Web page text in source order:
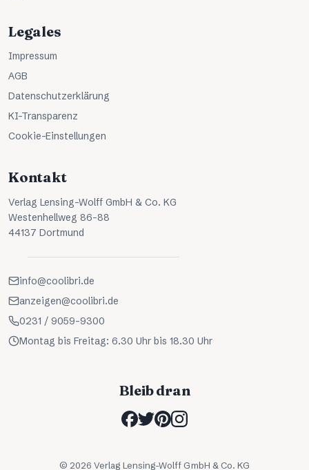
Legales
Impressum
AGB
Datenschutzerklärung
KI-Transparenz
Cookie-Einstellungen
Kontakt
Verlag Lensing-Wolff GmbH & Co. KG
Westenhellweg 86-88
44137 Dortmund
info@coolibri.de
anzeigen@coolibri.de
0231 / 9059-9300
Montag bis Freitag: 6.30 Uhr bis 18.30 Uhr
Bleib dran
© 2026 Verlag Lensing-Wolff GmbH & Co. KG